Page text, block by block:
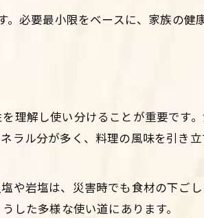
必要最小限をベースに、家族の健
理解し使い分けることが重要です
ラル分が多く、料理の風味を引き立
や岩塩は、災害時でも食材の下ご
した多様な使い道にあります。